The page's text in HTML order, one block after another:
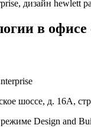
в
шоссе, д. 16А,
Design and